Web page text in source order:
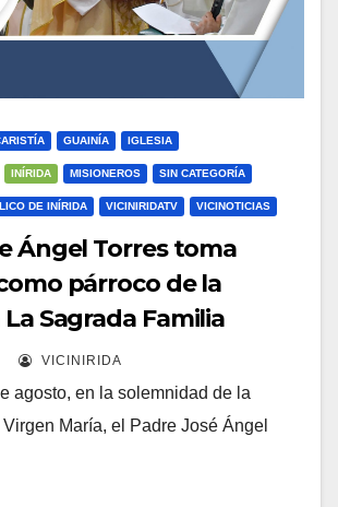
GUAINÍA IGLESIA
INÍRIDA MISIONEROS SIN CATEGORÍA
DE INÍRIDA VICINIRIDATV VICINOTICIAS
Ángel Torres toma
párroco de la
Sagrada Familia
VICINIRIDA
agosto, en la solemnidad de la
María, el Padre José Ángel